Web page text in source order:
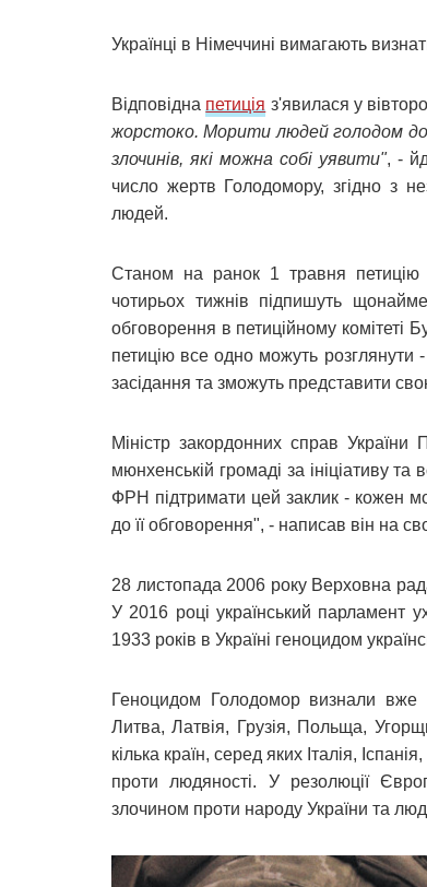
Українці в Німеччині вимагають
Відповідна петиція з'явилася у
жорстоко. Морити людей голодом до
злочинів, які можна собі уявити", -
число жертв Голодомору, згідно з
людей.
Станом на ранок 1 травня
чотирьох тижнів підпишуть
обговорення в петиційному комітеті
петицію все одно можуть розглянути -
засідання та зможуть представити
Міністр закордонних справ України
мюнхенській громаді за ініціативу та
ФРН підтримати цей заклик - кожен
до її обговорення", - написав він на
28 листопада 2006 року Верховна
У 2016 році український парламент
1933 років в Україні геноцидом
Геноцидом Голодомор визнали вже
Литва, Латвія, Грузія, Польща,
кілька країн, серед яких Італія,
проти людяності. У резолюції
злочином проти народу України та